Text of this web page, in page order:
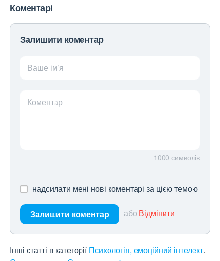
Коментарі
Залишити коментар
Ваше ім’я
Коментар
1000 символів
надсилати мені нові коментарі за цією темою
Залишити коментар або Відмінити
Інші статті в категорії Психологія, емоційний інтелект